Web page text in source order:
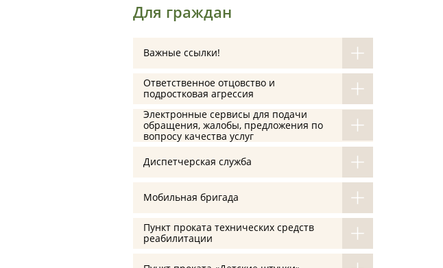
Для граждан
Важные ссылки!
Ответственное отцовство и
подростковая агрессия
Электронные сервисы для подачи
обращения, жалобы, предложения по
вопросу качества услуг
Диспетчерская служба
Мобильная бригада
Пункт проката технических средств
реабилитации